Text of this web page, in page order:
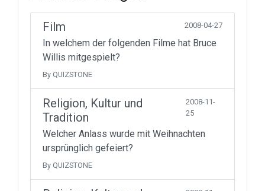
Film 2008-04-27
In welchem der folgenden Filme hat Bruce
Willis mitgespielt?
By QUIZSTONE
Religion, Kultur und
Tradition
2008-11-
25
Welcher Anlass wurde mit Weihnachten
ursprünglich gefeiert?
By QUIZSTONE